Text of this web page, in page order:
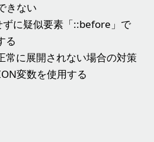
きない
ずに疑似要素「::before」で
る
常に展開されない場合の対策
変数を使用する